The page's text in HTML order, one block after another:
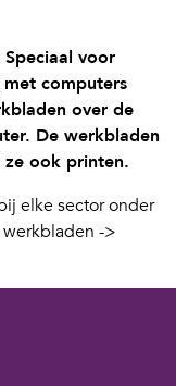
voor
computers
over de
De werkbladen
ook printen.
elke sector onder
->